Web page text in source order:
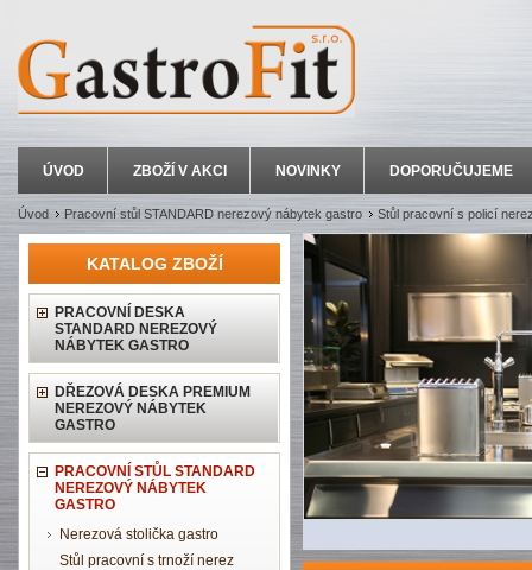
ÚVOD ZBOŽÍ V AKCI NOVINKY DOPORUČUJEME
Úvod Pracovní stůl STANDARD nerezový nábytek gastro Stůl pracovní s policí
KATALOG ZBOŽÍ
PRACOVNÍ DESKA
STANDARD NEREZOVÝ
NÁBYTEK GASTRO
DŘEZOVÁ DESKA PREMIUM
NEREZOVÝ NÁBYTEK
GASTRO
PRACOVNÍ STŮL STANDARD
NEREZOVÝ NÁBYTEK
GASTRO
Nerezová stolička gastro
Stůl pracovní s trnoží nerez